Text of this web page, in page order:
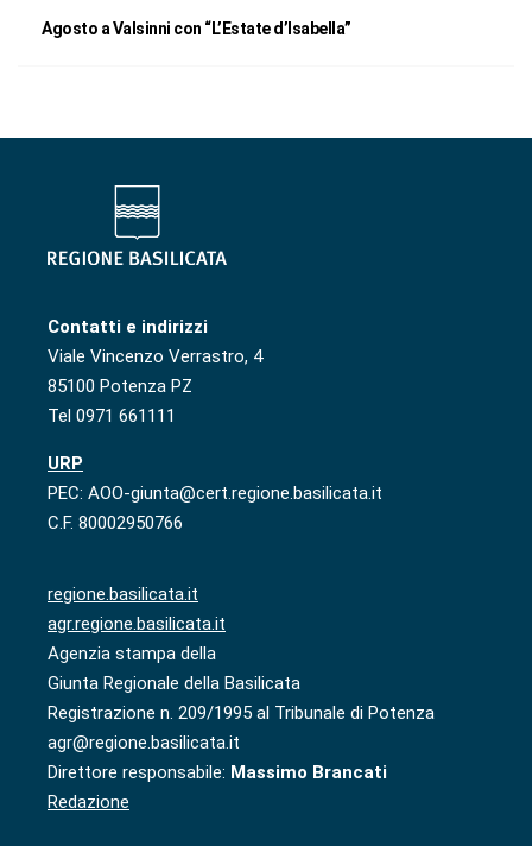
Agosto a Valsinni con “L’Estate d’Isabella”
Contatti e indirizzi
Viale Vincenzo Verrastro, 4
85100 Potenza PZ
Tel 0971 661111
URP
PEC: AOO-giunta@cert.regione.basilicata.it
C.F. 80002950766
regione.basilicata.it
agr.regione.basilicata.it
Agenzia stampa della
Giunta Regionale della Basilicata
Registrazione n. 209/1995 al Tribunale di Potenza
agr@regione.basilicata.it
Direttore responsabile: Massimo Brancati
Redazione